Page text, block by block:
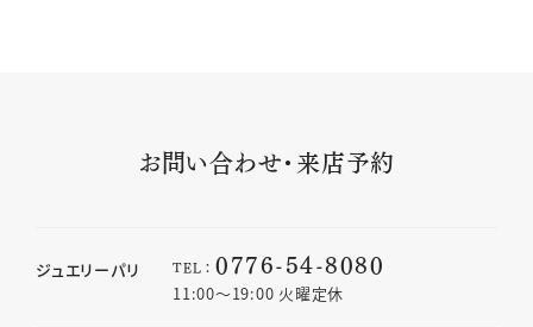
お問い合わせ・来店予約
ジュエリーパリ TEL： 0776-54-8080
11:00〜19:00 火曜定休